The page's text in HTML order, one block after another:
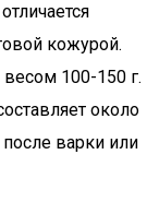
кожурой.
100-150 г.
около
варки или